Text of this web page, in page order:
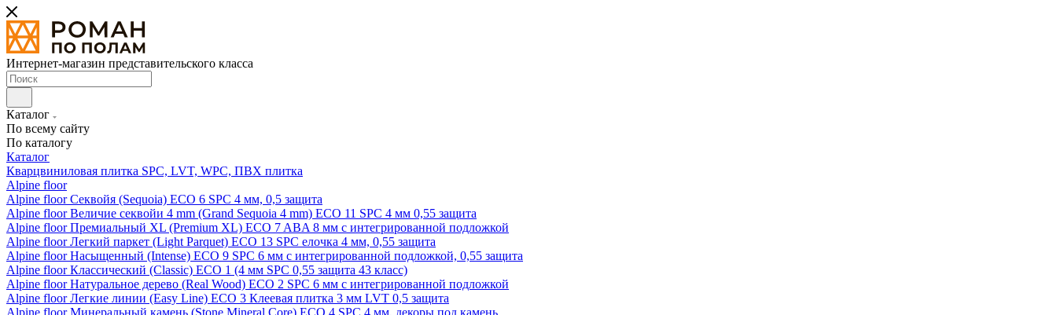
Интернет-магазин представительского класса
Каталог
По всему сайту
По каталогу
Каталог
Кварцвиниловая плитка SPC, LVT, WPC, ПВХ плитка
Alpine floor
Alpine floor Секвойя (Sequoia) ECO 6 SPC 4 мм, 0,5 защита
Alpine floor Величие секвойи 4 mm (Grand Sequoia 4 mm) ECO 11 SPC 4 мм 0,55 защита
Alpine floor Премиальный XL (Premium XL) ECO 7 ABA 8 мм с интегрированной подложкой
Alpine floor Легкий паркет (Light Parquet) ECO 13 SPC елочка 4 мм, 0,55 защита
Alpine floor Насыщенный (Intense) ECO 9 SPC 6 мм с интегрированной подложкой, 0,55 защита
Alpine floor Классический (Classic) ECO 1 (4 мм SPC 0,55 защита 43 класс)
Alpine floor Натуральное дерево (Real Wood) ECO 2 SPC 6 мм с интегрированной подложкой
Alpine floor Легкие линии (Easy Line) ECO 3 Клеевая плитка 3 мм LVT 0,5 защита
Alpine floor Минеральный камень (Stone Mineral Core) ECO 4 SPC 4 мм, декоры под камень